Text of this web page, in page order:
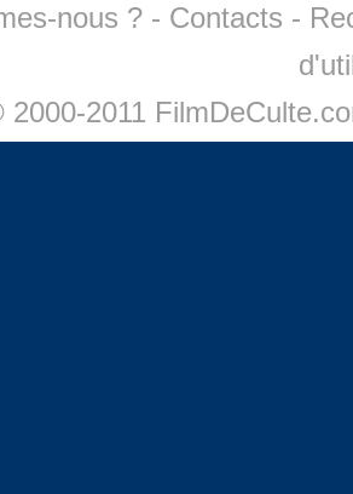
nous ? - Contacts -
2000-2011